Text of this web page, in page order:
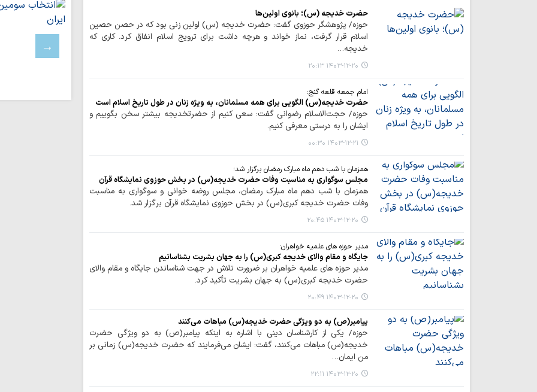
حضرت خدیجه (س)؛ بانوی اولین‌ها
حوزه/ پژوهشگر حوزوی گفت: حضرت خدیجه (س) اولین زنی بود که در حصن حصین
اسلام قرار گرفت، نماز خواند و هرچه داشت برای ترویج اسلام انفاق کرد. کاری که
خدیجه…
۱۴۰۳-۱۲-۲۰ ۲۰:۱۳
امام جمعه قلعه گنج:
حضرت خدیجه(س) الگویی برای همه مسلمانان، به ویژه زنان در طول تاریخ اسلام است
حوزه/ حجت‌الاسلام رضوانی گفت: سعی کنیم از حضرتخدیجه بیشتر سخن بگوییم و
ایشان را به درستی معرفی کنیم.
۱۴۰۳-۱۲-۲۱ ۰۰:۳۰
همزمان با شب دهم ماه مبارک رمضان برگزار شد؛
مجلس سوگواری به مناسبت وفات حضرت خدیجه(س) در بخش حوزوی نمایشگاه قرآن
همزمان با شب دهم ماه مبارک رمضان، مجلس روضه خوانی و سوگواری به مناسبت
وفات حضرت خدیجه کبری(س) در بخش حوزوی نمایشگاه قرآن برگزار شد.
۱۴۰۳-۱۲-۲۰ ۲۰:۴۵
مدیر حوزه های علمیه خواهران:
جایگاه و مقام والای خدیجه کبری(س) را به جهان بشریت بشناسانیم
مدیر حوزه های علمیه خواهران بر ضرورت تلاش در جهت شناساندن جایگاه و مقام والای
حضرت خدیجه کبری(س) به جهان بشریت تأکید کرد.
۱۴۰۳-۱۲-۲۰ ۲۰:۴۹
پیامبر(ص) به دو ویژگی حضرت خدیجه(س) مباهات می‌کنند
حوزه/ یکی از کارشناسان دینی با اشاره به اینکه پیامبر(ص) به دو ویژگی حضرت
خدیجه(س) مباهات می‌کنند، گفت: ایشان می‌فرمایند که حضرت خدیجه(س) زمانی بر
من ایمان…
۱۴۰۳-۱۲-۲۰ ۲۲:۱۱
برنامه دفتر
به مناسبت ایام
«اربعین
صافی گلپایگانی(ره)
استراحت در